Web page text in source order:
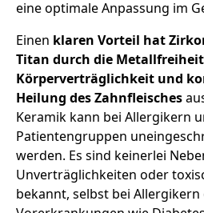
eine optimale Anpassung im
Einen klaren Vorteil hat
Titan durch die
Körperverträglichkeit und
Heilung des Zahnfleisches
Keramik kann bei Allergikern
Patientengruppen
werden. Es sind keinerlei
Unverträglichkeiten oder
bekannt, selbst bei